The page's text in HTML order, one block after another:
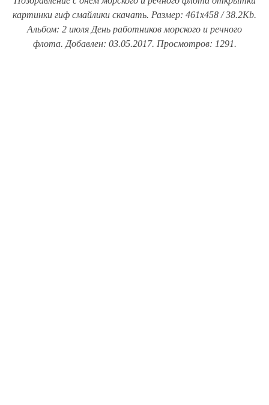
картинки гиф смайлики скачать. Размер: 461x458 / 38.2Kb.
Альбом: 2 июля День работников морского и речного
флота. Добавлен: 03.05.2017. Просмотров: 1291.